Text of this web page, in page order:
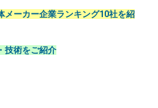
メーカー企業ランキング10社を紹
技術をご紹介